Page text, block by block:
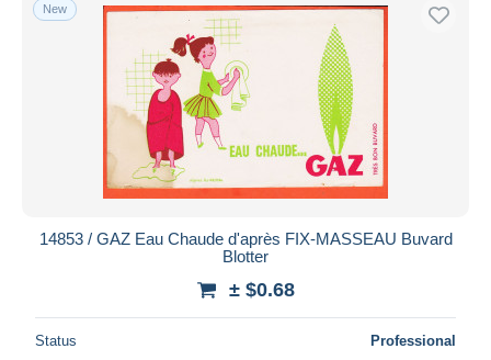
PayPal
Bank transfer
Visa
MasterCard
Bancontact
Maestro
Seller's residence
Entire world
New
14853 / GAZ Eau Chaude d'après FIX-MASSEAU Buvard
Blotter
± $0.68
Status Professional